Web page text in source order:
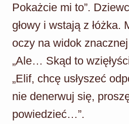
Pokażcie mi to”.
głowy i wstają z łóżka.
oczy na widok
„Ale… Skąd to
„Elif, chcę usłyszeć
nie denerwuj się,
powiedzieć…”.